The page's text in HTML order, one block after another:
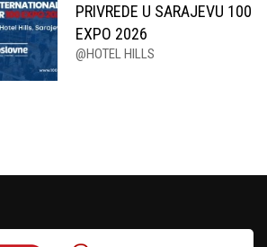
PRIVREDE U SARAJEVU 100
EXPO 2026
@HOTEL HILLS